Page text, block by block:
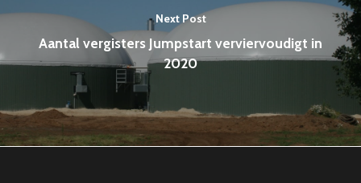
Next Post
Aantal vergisters Jumpstart verviervoudigt in
2020